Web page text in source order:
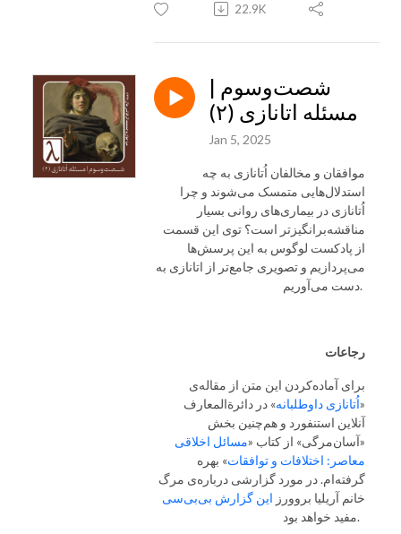
22.9K
شصت‌و‌سوم |
مسئله اتانازی (۲)
Jan 5, 2025
موافقان و مخالفان اُتانازی به چه
استدلال‌هایی متمسک می‌شوند و چرا
اُتانازی در بیماری‌های روانی بسیار
مناقشه‌برانگیزتر است؟ توی این قسمت
از پادکست لوگوس به این پرسش‌ها
می‌پردازیم و تصویری جامع‌تر از اتانازی به
دست می‌آوریم.
رجاعات
برای آماده‌کردن این متن از مقاله‌ی
«اُتانازی داوطلبانه» در دائرة‌المعارف
آنلاین استنفورد و هم‌چنین بخش
«آسان‌مرگی» از کتاب «مسائل اخلاقی
معاصر: اختلافات و توافقات» بهره
گرفته‌ام. در مورد گزارشی درباره‌ی مرگ
خانم آریلیا بروورز این گزارش بی‌بی‌سی
مفید خواهد بود.